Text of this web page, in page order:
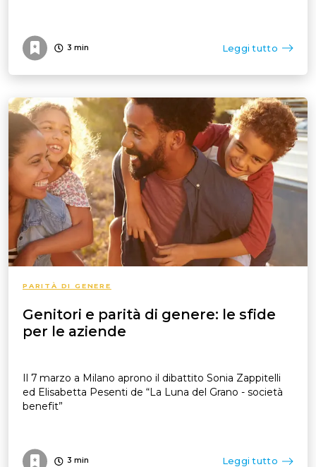
3 min Leggi tutto
PARITÀ DI GENERE
Genitori e parità di genere: le sfide
per le aziende
Il 7 marzo a Milano aprono il dibattito Sonia Zappitelli
ed Elisabetta Pesenti de “La Luna del Grano - società
benefit”
3 min Leggi tutto